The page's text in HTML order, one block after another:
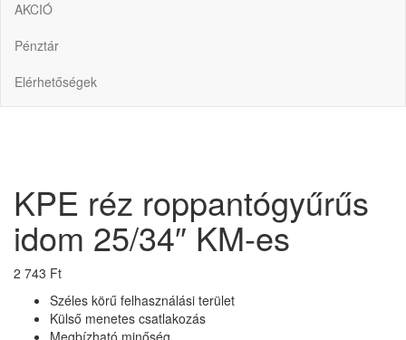
AKCIÓ
Pénztár
Elérhetőségek
KPE réz roppantógyűrűs
idom 25/34″ KM-es
2 743 Ft
Széles körű felhasználási terület
Külső menetes csatlakozás
Megbízható minőség